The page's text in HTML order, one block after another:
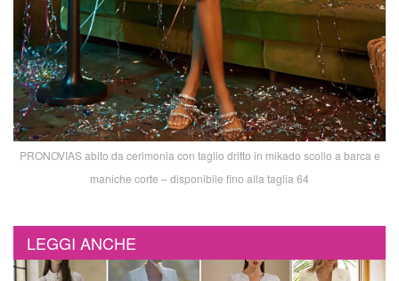
PRONOVIAS abito da cerimonia con taglio dritto in mikado scollo a barca e
maniche corte – disponibile fino alla taglia 64
LEGGI ANCHE